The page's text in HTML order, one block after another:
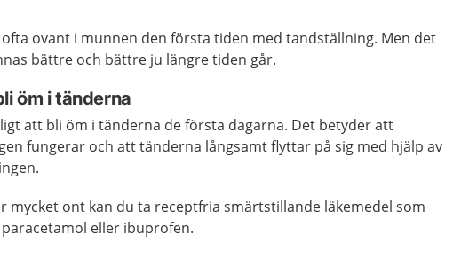
ovant i munnen den första tiden med tandställning. Men det
bättre och bättre ju längre tiden går.
öm i tänderna
att bli öm i tänderna de första dagarna. Det betyder att
fungerar och att tänderna långsamt flyttar på sig med hjälp av
mycket ont kan du ta receptfria smärtstillande läkemedel som
eller ibuprofen.